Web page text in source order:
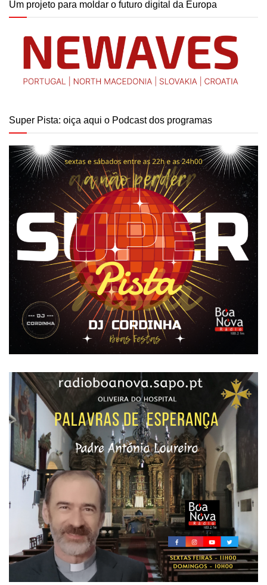
Um projeto para moldar o futuro digital da Europa
Super Pista: oiça aqui o Podcast dos programas